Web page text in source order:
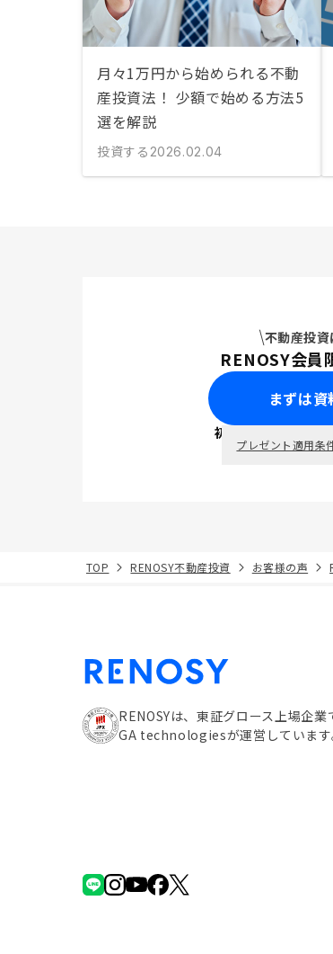
月々1万円から始められる不動
産投資法！ 少額で始める方法5
選を解説
投資する 2026.02.04
不動産投
RENOSY会員
まずは
初回面談で
プレゼント適用条
TOP RENOSY不動産投資 お客様の声
RENOSYは、東証グロース上場企業
GA technologiesが運営しています